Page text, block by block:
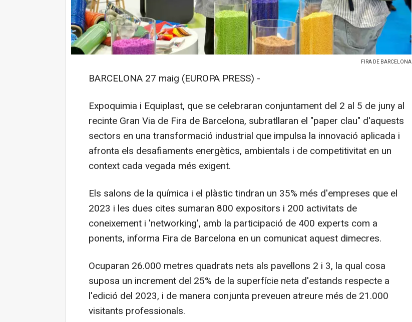
FIRA DE BARCELONA
BARCELONA 27 maig (EUROPA PRESS) -
Expoquimia i Equiplast, que se celebraran conjuntament del 2 al 5 de juny al
recinte Gran Via de Fira de Barcelona, subratllaran el "paper clau" d'aquests
sectors en una transformació industrial que impulsa la innovació aplicada i
afronta els desafiaments energètics, ambientals i de competitivitat en un
context cada vegada més exigent.
Els salons de la química i el plàstic tindran un 35% més d'empreses que el
2023 i les dues cites sumaran 800 expositors i 200 activitats de
coneixement i 'networking', amb la participació de 400 experts com a
ponents, informa Fira de Barcelona en un comunicat aquest dimecres.
Ocuparan 26.000 metres quadrats nets als pavellons 2 i 3, la qual cosa
suposa un increment del 25% de la superfície neta d'estands respecte a
l'edició del 2023, i de manera conjunta preveuen atreure més de 21.000
visitants professionals.